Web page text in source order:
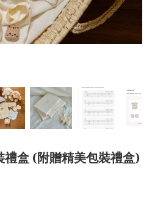
盒 (附贈精美包裝禮盒)